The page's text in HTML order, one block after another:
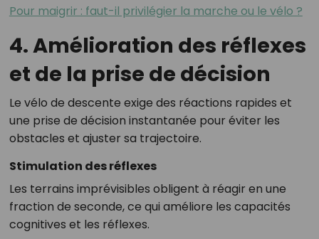
Pour maigrir : faut-il privilégier la marche ou le vélo ?
4. Amélioration des réflexes
et de la prise de décision
Le vélo de descente exige des réactions rapides et
une prise de décision instantanée pour éviter les
obstacles et ajuster sa trajectoire.
Stimulation des réflexes
Les terrains imprévisibles obligent à réagir en une
fraction de seconde, ce qui améliore les capacités
cognitives et les réflexes.